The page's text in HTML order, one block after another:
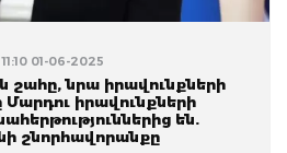
11:10 01-06-2025
շահը, նրա իրավունքների
իրավունքների
են.
շնորհավորանքը